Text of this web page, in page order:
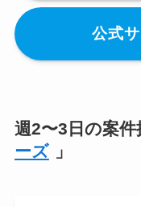
公式
週2〜3日の案件
ーズ
」